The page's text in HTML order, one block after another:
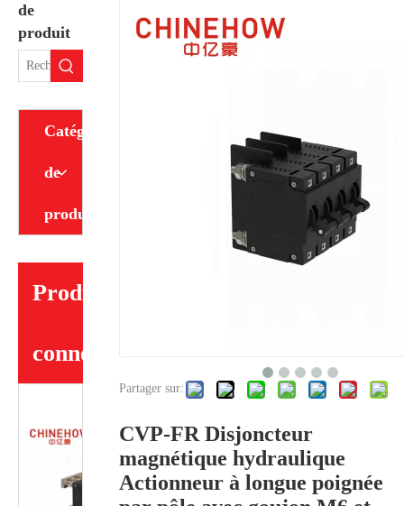
de
produit
Catégorie
de
produit
Produits
connexes
Partager sur:
CVP-FR Disjoncteur
magnétique hydraulique
Actionneur à longue poignée